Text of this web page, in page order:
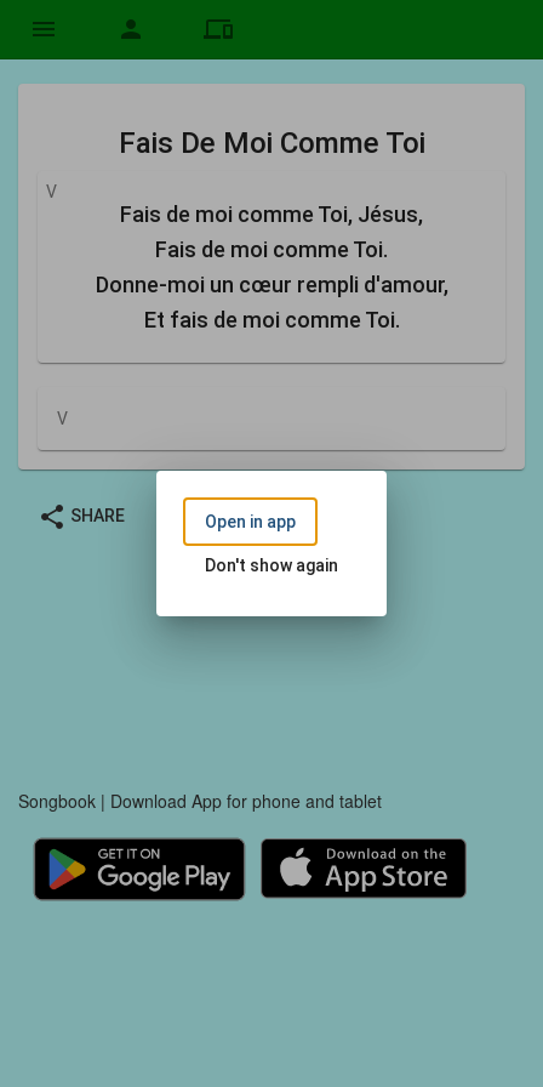
menu person devices
Fais De Moi Comme Toi
V
Fais de moi comme Toi, Jésus,
Fais de moi comme Toi.
Donne-moi un cœur rempli d'amour,
Et fais de moi comme Toi.
V
share SHARE
Songbook | Download App for phone and tablet
Open in app
Don't show again